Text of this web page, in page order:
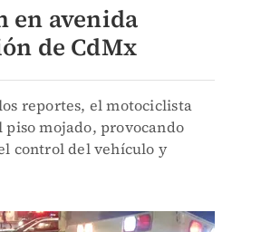
en avenida
de CdMx
reportes, el motociclista
piso mojado, provocando
control del vehículo y